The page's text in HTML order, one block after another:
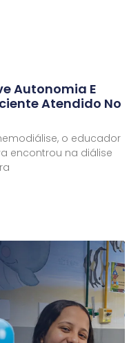
Autonomia E
Atendido No
o educador
encontrou na diálise